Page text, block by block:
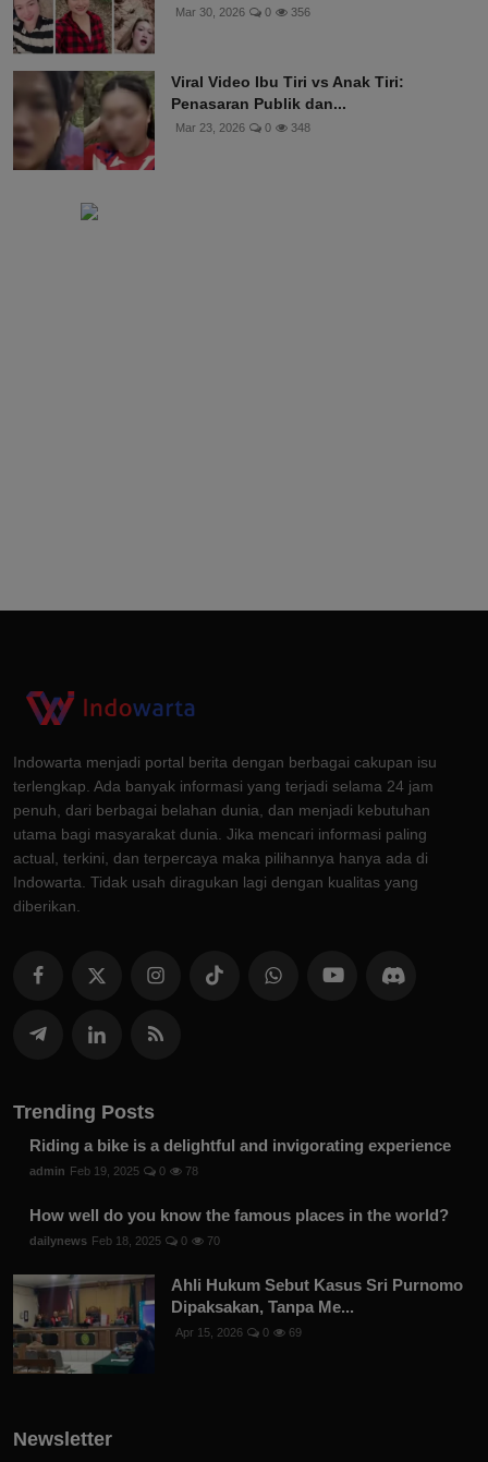
Mar 30, 2026 0 356
Viral Video Ibu Tiri vs Anak Tiri:
Penasaran Publik dan...
Mar 23, 2026 0 348
Indowarta menjadi portal berita dengan berbagai cakupan isu
terlengkap. Ada banyak informasi yang terjadi selama 24 jam
penuh, dari berbagai belahan dunia, dan menjadi kebutuhan
utama bagi masyarakat dunia. Jika mencari informasi paling
actual, terkini, dan terpercaya maka pilihannya hanya ada di
Indowarta. Tidak usah diragukan lagi dengan kualitas yang
diberikan.
Trending Posts
Riding a bike is a delightful and invigorating experience
admin Feb 19, 2025 0 78
How well do you know the famous places in the world?
dailynews Feb 18, 2025 0 70
Ahli Hukum Sebut Kasus Sri Purnomo
Dipaksakan, Tanpa Me...
Apr 15, 2026 0 69
Newsletter